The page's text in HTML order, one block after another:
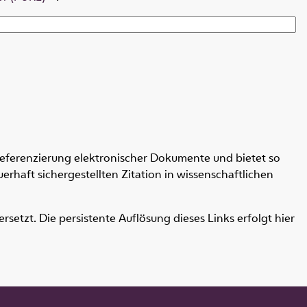
elektronischer Dokumente und bietet so
sichergestellten Zitation in wissenschaftlichen
Die persistente Auflösung dieses Links erfolgt hier